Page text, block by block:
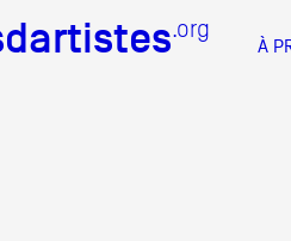
.org
À
.org